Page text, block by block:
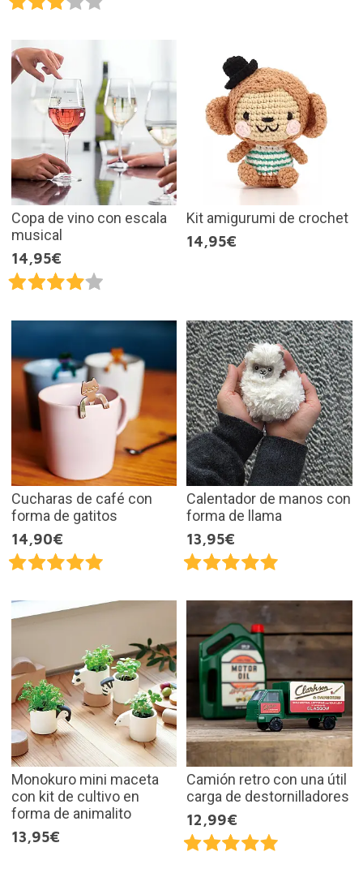
Copa de vino con escala
musical
14,95€
Kit amigurumi de crochet
14,95€
Cucharas de café con
forma de gatitos
14,90€
Calentador de manos con
forma de llama
13,95€
Monokuro mini maceta
con kit de cultivo en
forma de animalito
13,95€
Camión retro con una útil
carga de destornilladores
12,99€